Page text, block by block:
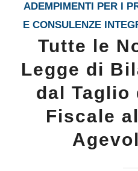
ADEMPIMENTI PER I
E CONSULENZE
Tutte le
Legge di
dal Taglio
Fiscale